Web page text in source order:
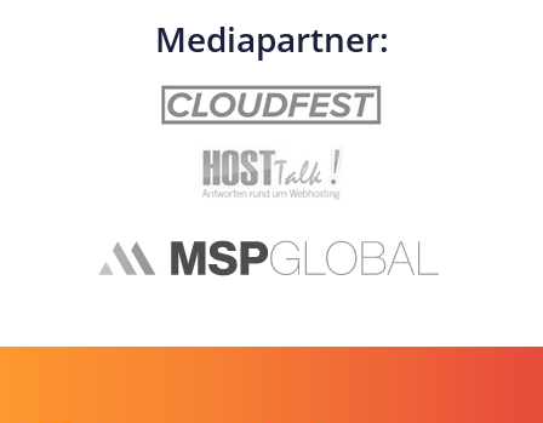
Mediapartner: